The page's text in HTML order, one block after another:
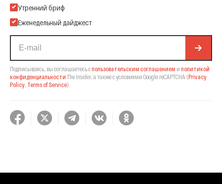
Подпишитесь на нашу Email-рассылку
Утренний бриф
Еженедельный дайджест
Подписываясь, вы соглашаетесь спользовательским соглашением и политикой
конфиденциальности The Insider, а также с условиями Google reCAPTCHA (Privacy
Policy Terms of Service).